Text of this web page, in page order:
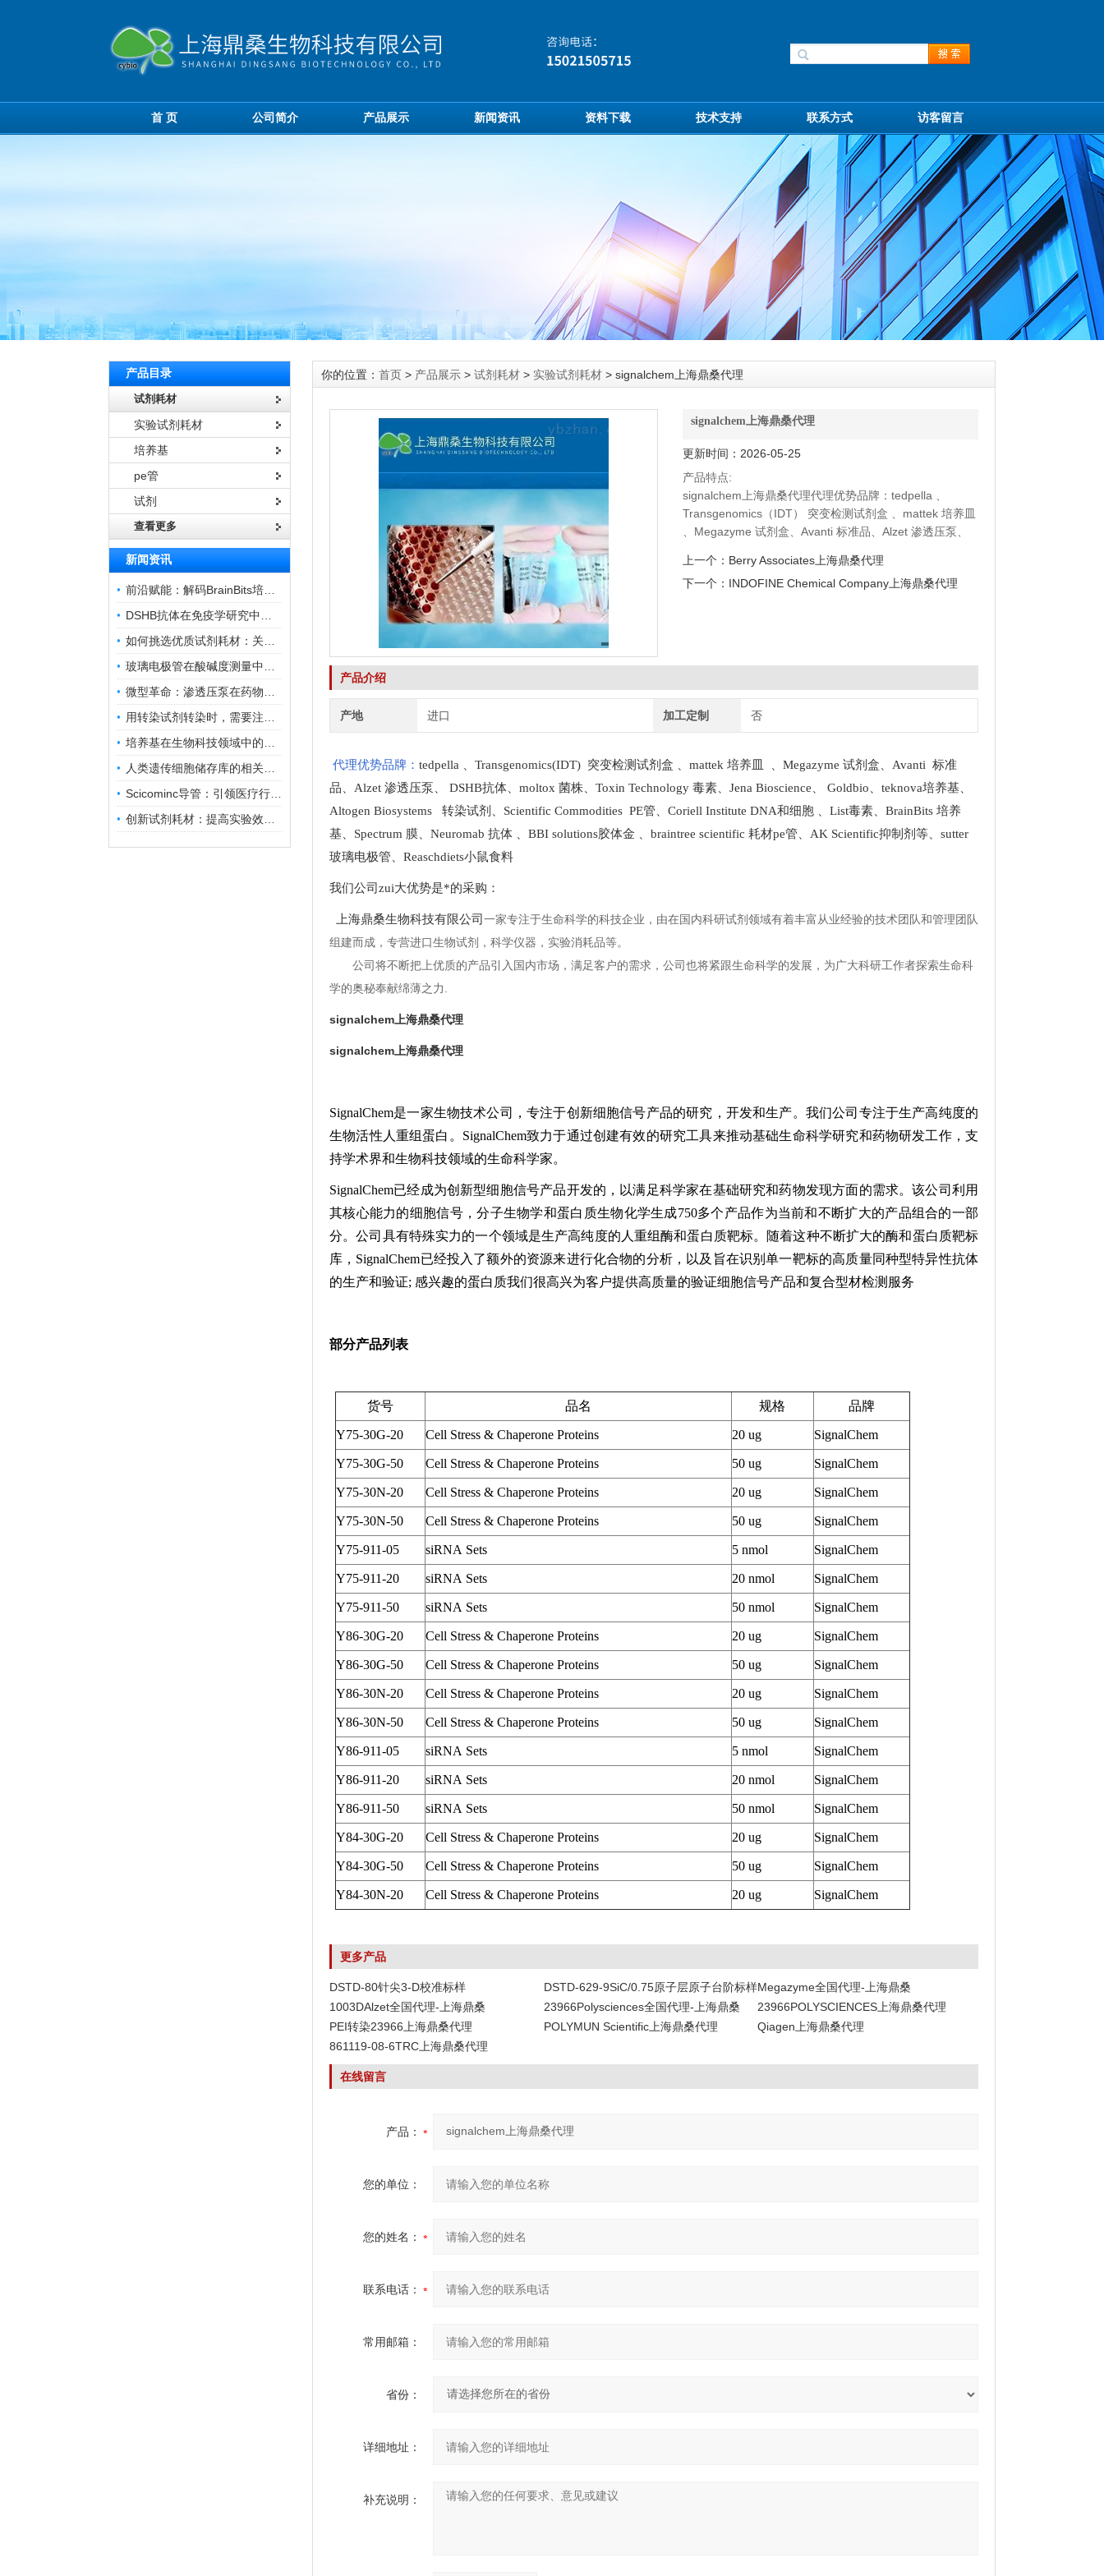
首 页 公司简介 产品展示 新闻资讯 资料下载 技术支持 联系方式 访客留言
产品目录
试剂耗材
实验试剂耗材
培养基
pe管
试剂
查看更多
新闻资讯
你的位置： 首页 > 产品展示 > 试剂耗材 > 实验试剂耗材 > signalchem上海鼎桑代理
signalchem上海鼎桑代理
更新时间：2026-05-25
产品特点:
signalchem上海鼎桑代理代理优势品牌：tedpella 、
Transgenomics（IDT） 突变检测试剂盒 、mattek 培养皿
、Megazyme 试剂盒、Avanti 标准品、Alzet 渗透压泵、
上一个： Berry Associates上海鼎桑代理
下一个： INDOFINE Chemical Company上海鼎桑代理
产品介绍
产地 进口 加工定制 否
代理优势品牌： tedpella Transgenomics(IDT) 突变检测试剂盒 mattek 培养皿 Megazyme 试剂盒
Avanti 标准
品
Alzet 渗透压泵 DSHB抗体 moltox 菌株 Toxin Technology 毒素、 Jena Bioscience Goldbio teknova培养基
Altogen Biosystems 转染试剂
Scientific Commodities PE管 Coriell Institute DNA和细胞 List毒素、 BrainBits 培养
基
Spectrum 膜 Neuromab 抗体 BBI solutions胶体金 braintree scientific 耗材pe管 AK Scientific抑制剂等、 sutter
玻璃电极管
Reaschdiets小鼠食料
我们公司zui大优势是*的采购 ：
上海鼎桑生物科技有限公司 一家专注于生命科学的科技企业，由在国内科研试剂领域有着丰富从业经验的技术团队和管理团队
组建而成，专营进口生物试剂，科学仪器，实验消耗品等。
公司将不断把上优质的产品引入国内市场，满足客户的需求，公司也将紧跟生命科学的发展，为广大科研工作者探索生命科
学的奥秘奉献绵薄之力.
signalchem上海鼎桑代理
signalchem上海鼎桑代理
SignalChem是一家生物技术公司，专注于创新细胞信号产品的研究，开发和生产。我们公司专注于生产高纯度的
生物活性人重组蛋白。SignalChem致力于通过创建有效的研究工具来推动基础生命科学研究和药物研发工作，支
持学术界和生物科技领域的生命科学家。
SignalChem已经成为创新型细胞信号产品开发的，以满足科学家在基础研究和药物发现方面的需求。该公司利用
其核心能力的细胞信号，分子生物学和蛋白质生物化学生成750多个产品作为当前和不断扩大的产品组合的一部
分。公司具有特殊实力的一个领域是生产高纯度的人重组酶和蛋白质靶标。随着这种不断扩大的酶和蛋白质靶标
库，SignalChem已经投入了额外的资源来进行化合物的分析，以及旨在识别单一靶标的高质量同种型特异性抗体
的生产和验证; 感兴趣的蛋白质我们很高兴为客户提供高质量的验证细胞信号产品和复合型材检测服务
部分产品列表
货号 品名 规格 品牌
Y75-30G-20 Cell Stress & Chaperone Proteins 20 ug SignalChem
Y75-30G-50 Cell Stress & Chaperone Proteins 50 ug SignalChem
Y75-30N-20 Cell Stress & Chaperone Proteins 20 ug SignalChem
Y75-30N-50 Cell Stress & Chaperone Proteins 50 ug SignalChem
Y75-911-05 siRNA Sets 5 nmol SignalChem
Y75-911-20 siRNA Sets 20 nmol SignalChem
Y75-911-50 siRNA Sets 50 nmol SignalChem
Y86-30G-20 Cell Stress & Chaperone Proteins 20 ug SignalChem
Y86-30G-50 Cell Stress & Chaperone Proteins 50 ug SignalChem
Y86-30N-20 Cell Stress & Chaperone Proteins 20 ug SignalChem
Y86-30N-50 Cell Stress & Chaperone Proteins 50 ug SignalChem
Y86-911-05 siRNA Sets 5 nmol SignalChem
Y86-911-20 siRNA Sets 20 nmol SignalChem
Y86-911-50 siRNA Sets 50 nmol SignalChem
Y84-30G-20 Cell Stress & Chaperone Proteins 20 ug SignalChem
Y84-30G-50 Cell Stress & Chaperone Proteins 50 ug SignalChem
Y84-30N-20 Cell Stress & Chaperone Proteins 20 ug SignalChem
更多产品
DSTD-80针尖3-D校准标样 DSTD-629-9SiC/0.75原子层原子台阶标样Megazyme全国代理-上海鼎桑
1003DAlzet全国代理-上海鼎桑
23966Polysciences全国代理-上海鼎桑
23966POLYSCIENCES上海鼎桑代理
PEI转染23966上海鼎桑代理
POLYMUN Scientific上海鼎桑代理
Qiagen上海鼎桑代理
861119-08-6TRC上海鼎桑代理
在线留言
产品：
您的单位：
您的姓名：
联系电话：
常用邮箱：
省份：
详细地址：
补充说明：